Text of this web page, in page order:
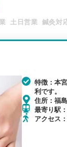
土日営業 鍼灸対
特徴：本
利です。
住所：福
最寄り駅
アクセス